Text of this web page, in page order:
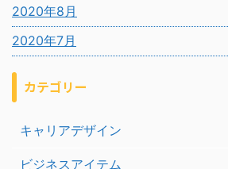
2020年8月
2020年7月
カテゴリー
キャリアデザイン
ビジネスアイテム